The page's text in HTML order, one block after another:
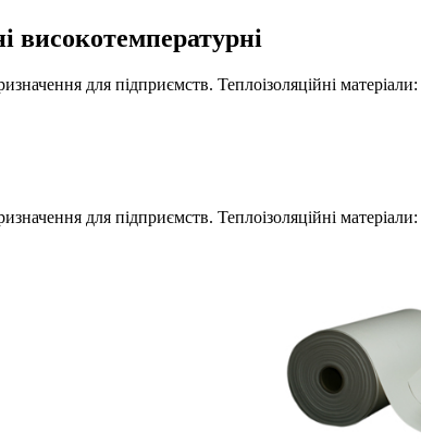
високотемпературні
для підприємств. Теплоізоляційні
для підприємств. Теплоізоляційні